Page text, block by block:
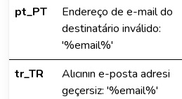
pt_PT
Endereço de e-mail do
destinatário inválido:
'%email%'
tr_TR
Alıcının e-posta adresi
geçersiz: '%email%'